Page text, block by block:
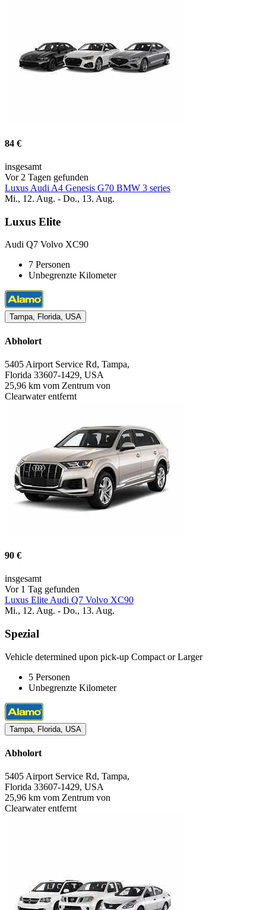
84 €
insgesamt
Vor 2 Tagen gefunden
Luxus Audi A4 Genesis G70 BMW 3 series
Mi., 12. Aug. - Do., 13. Aug.
Luxus Elite
Audi Q7 Volvo XC90
7 Personen
Unbegrenzte Kilometer
Tampa, Florida, USA
Abholort
5405 Airport Service Rd, Tampa,
Florida 33607-1429, USA
25,96 km vom Zentrum von
Clearwater entfernt
90 €
insgesamt
Vor 1 Tag gefunden
Luxus Elite Audi Q7 Volvo XC90
Mi., 12. Aug. - Do., 13. Aug.
Spezial
Vehicle determined upon pick-up Compact or Larger
5 Personen
Unbegrenzte Kilometer
Tampa, Florida, USA
Abholort
5405 Airport Service Rd, Tampa,
Florida 33607-1429, USA
25,96 km vom Zentrum von
Clearwater entfernt